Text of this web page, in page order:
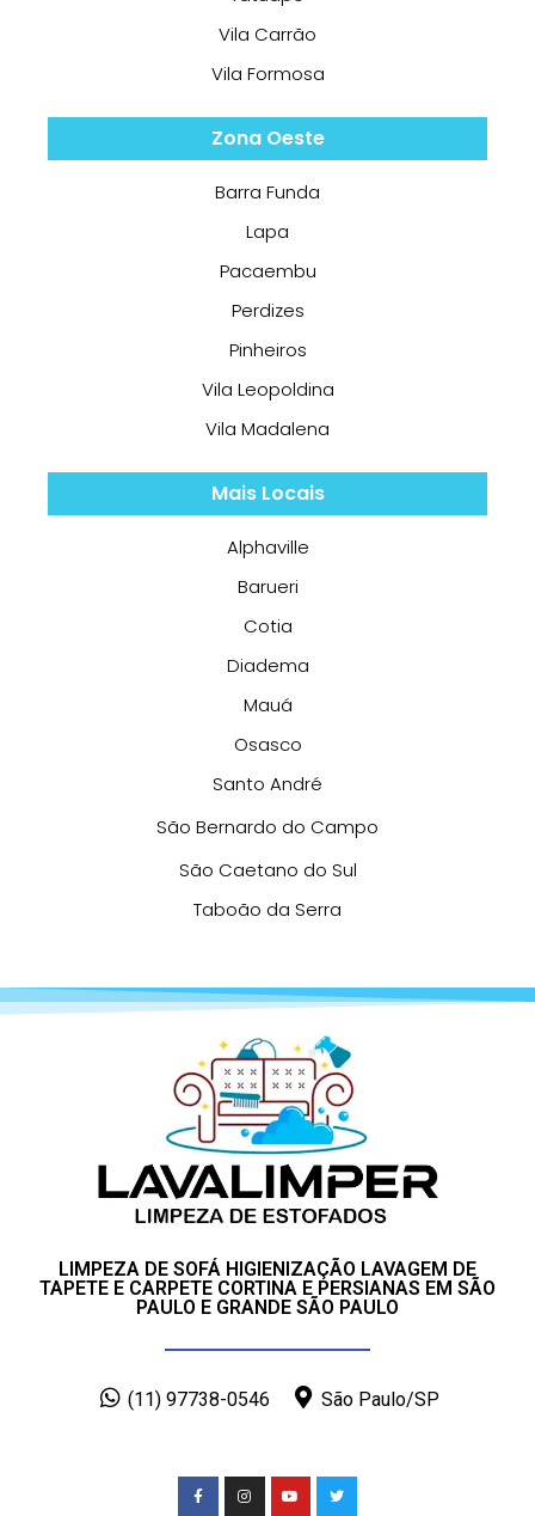
Vila Carrão
Vila Formosa
Zona Oeste
Barra Funda
Lapa
Pacaembu
Perdizes
Pinheiros
Vila Leopoldina
Vila Madalena
Mais Locais
Alphaville
Barueri
Cotia
Diadema
Mauá
Osasco
Santo André
São Bernardo do Campo
São Caetano do Sul
Taboão da Serra
LIMPEZA DE SOFÁ HIGIENIZAÇÃO LAVAGEM DE
TAPETE E CARPETE CORTINA E PERSIANAS EM SÃO
PAULO E GRANDE SÃO PAULO
(11) 97738-0546 São Paulo/SP